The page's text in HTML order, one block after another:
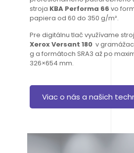
stroja KBA Performa 66 vo
papiera od 60 do 350 g/m².
Pre digitálnu tlač využívame stroj
Xerox Versant 180 v
g a formátoch SRA3 až po
326×654 mm.
Viac o nás a našich